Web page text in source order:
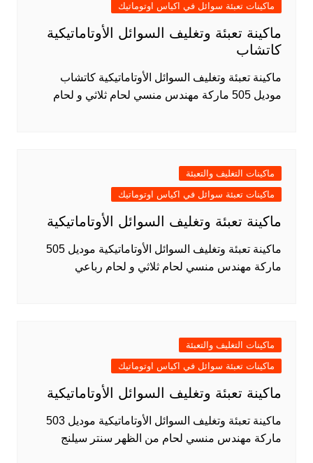
ماكينات تعبئة سوائل في اكياس اوتوماتيك
ماكينة تعبئة وتغليف السوائل الأوتاماتيكية
كاتشاب
ماكينة تعبئة وتغليف السوائل الأوتاماتيكية كاتشاب
موديل 505 ماركة مهندس منسي لحام ثلاثي و لحام
ماكينات التغليف والتعبئة
ماكينات تعبئة سوائل في اكياس اوتوماتيك
ماكينة تعبئة وتغليف السوائل الأوتاماتيكية
ماكينة تعبئة وتغليف السوائل الأوتاماتيكية موديل 505
ماركة مهندس منسي لحام ثلاثي و لحام رباعي
ماكينات التغليف والتعبئة
ماكينات تعبئة سوائل في اكياس اوتوماتيك
ماكينة تعبئة وتغليف السوائل الأوتاماتيكية
ماكينة تعبئة وتغليف السوائل الأوتاماتيكية موديل 503
ماركة مهندس منسي لحام من الظهر سنتر سيلنج